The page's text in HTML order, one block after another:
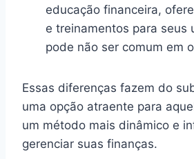
educação financeira,
e treinamentos para seus
pode não ser comum em
Essas diferenças fazem do
uma opção atraente para
um método mais dinâmico e
gerenciar suas finanças.